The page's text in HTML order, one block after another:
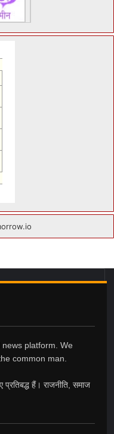
platform. We
common man.
हैं। राजनीति, समाज